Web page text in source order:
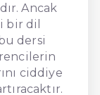
Ancak
bir dil
dersi
ciddiye